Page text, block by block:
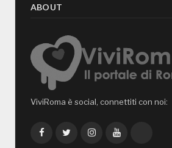
ABOUT
ViviRoma è social, connettiti con noi:
FacebookTwitterInstagramYouTube